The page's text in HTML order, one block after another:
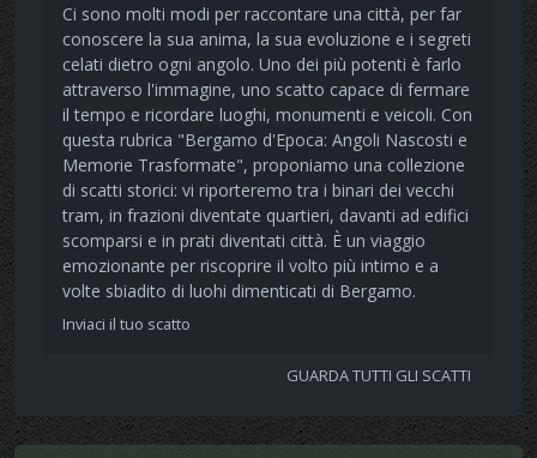
Ci sono molti modi per raccontare una città, per far
conoscere la sua anima, la sua evoluzione e i segreti
celati dietro ogni angolo. Uno dei più potenti è farlo
attraverso l'immagine, uno scatto capace di fermare
il tempo e ricordare luoghi, monumenti e veicoli. Con
questa rubrica "Bergamo d'Epoca: Angoli Nascosti e
Memorie Trasformate", proponiamo una collezione
di scatti storici: vi riporteremo tra i binari dei vecchi
tram, in frazioni diventate quartieri, davanti ad edifici
scomparsi e in prati diventati città. È un viaggio
emozionante per riscoprire il volto più intimo e a
volte sbiadito di luohi dimenticati di Bergamo.
Inviaci il tuo scatto
GUARDA TUTTI GLI SCATTI